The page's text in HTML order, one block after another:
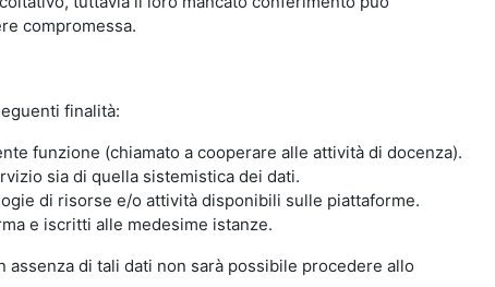
compromessa.
finalità:
funzione (chiamato a cooperare alle attività di docenza).
sia di quella sistemistica dei dati.
di risorse e/o attività disponibili sulle piattaforme.
e iscritti alle medesime istanze.
di tali dati non sarà possibile procedere allo